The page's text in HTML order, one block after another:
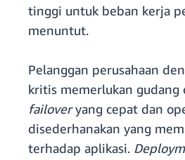
tinggi untuk beban kerja
menuntut.
Pelanggan perusahaan
kritis memerlukan gudang
failoveryang cepat dan
disederhanakan yang
terhadap aplikasi.